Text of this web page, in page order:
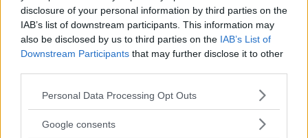
disclosure of your personal information by third parties on the
IAB’s list of downstream participants. This information may
also be disclosed by us to third parties on the IAB’s List of
Downstream Participants that may further disclose it to other
Please note that this website/app uses one or more Google
not limited to your visit or usage behaviour. You may click to
Personal Data Processing Opt Outs
Google consents